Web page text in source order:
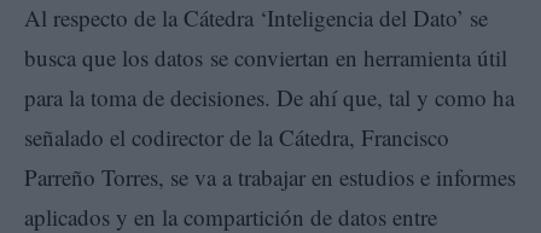
Al respecto de la Cátedra ‘Inteligencia del Dato’ se
busca que los datos se conviertan en herramienta útil
para la toma de decisiones. De ahí que, tal y como ha
señalado el codirector de la Cátedra, Francisco
Parreño Torres, se va a trabajar en estudios e informes
aplicados y en la compartición de datos entre